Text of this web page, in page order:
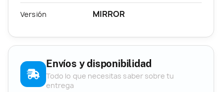
Versión MIRROR
Envíos y disponibilidad
Todo lo que necesitas saber sobre tu
entrega